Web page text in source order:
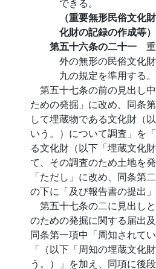
（重要無形民俗文化
化財の記録の作成等）
第五十六条の二十一
外の無形の民俗文化
九の規定を準用する。
第五十七条の前の見出し
ための発掘」に改め、同条
して埋蔵物である文化財（
いう。）について調査」を
る文化財（以下「埋蔵文化
て、その調査のため土地を
「ただし」に改め、同条第
の下に「及び報告書の提出」
第五十七条の二に見出し
のための発掘に関する届出
同条第一項中「周知されて
「（以下「周知の埋蔵文化
う。）」を加え、同項に後